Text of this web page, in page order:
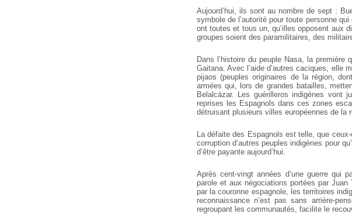
Aujourd’hui, ils sont au nombre de sept :
symbole de l’autorité pour toute personne
ont toutes et tous un, qu’illes opposent aux
groupes soient des paramilitaires, des
Dans l’histoire du peuple Nasa, la première
Gaitana. Avec l’aide d’autres caciques, elle
pijaos (peuples originaires de la région,
armées qui, lors de grandes batailles,
Belalcázar.
Les guérilleros indigènes vont
reprises les Espagnols dans ces zones
détruisant plusieurs villes européennes de la
La défaite des Espagnols est telle, que
corruption d’autres peuples indigènes pour
d’être payante aujourd’hui.
Après cent-vingt années d’une guerre qui
parole et aux négociations portées par
par la couronne espagnole, les territoires
reconnaissance n’est pas sans arrière-
regroupant les communautés, facilite le